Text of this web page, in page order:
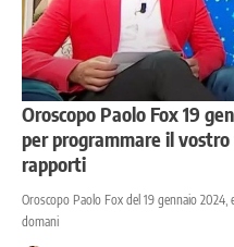
Oroscopo Paolo Fox 19
per programmare il
rapporti
Oroscopo Paolo Fox del 19 gennaio
domani